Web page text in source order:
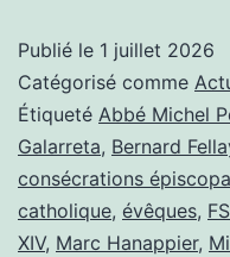
:
bis
repetita
Publié le 1 juillet 2026
Catégorisé comme
Étiqueté Abbé Michel
Galarreta, Bernard
consécrations
catholique, évêques,
XIV, Marc Hanappier,